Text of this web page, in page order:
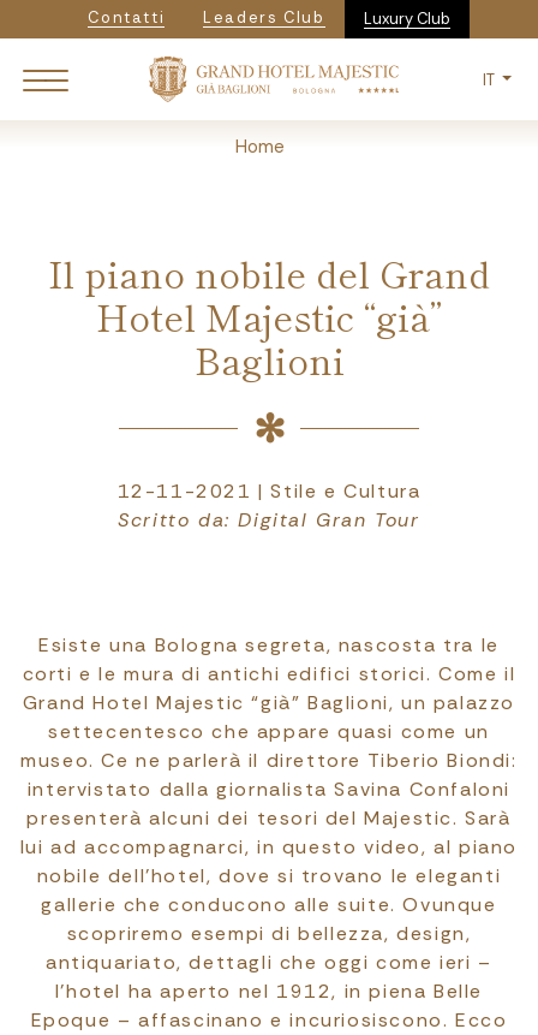
al
contenuto
Navigazione secondaria
Contatti Leaders Club Luxury Club
IT
BreadcrumbHome
Il piano nobile del Grand
Hotel Majestic “già”
Baglioni
12-11-2021 | Stile e Cultura
Scritto da: Digital Gran Tour
Esiste una Bologna segreta, nascosta tra le
corti e le mura di antichi edifici storici. Come il
Grand Hotel Majestic “già” Baglioni, un palazzo
settecentesco che appare quasi come un
museo. Ce ne parlerà il direttore Tiberio Biondi:
intervistato dalla giornalista Savina Confaloni
presenterà alcuni dei tesori del Majestic. Sarà
lui ad accompagnarci, in questo video, al piano
nobile dell’hotel, dove si trovano le eleganti
gallerie che conducono alle suite. Ovunque
scopriremo esempi di bellezza, design,
antiquariato, dettagli che oggi come ieri –
l’hotel ha aperto nel 1912, in piena Belle
Epoque – affascinano e incuriosiscono. Ecco